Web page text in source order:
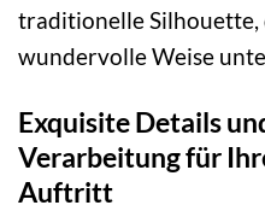
traditionelle
wundervolle Weise
Exquisite Details
Verarbeitung für
Auftritt